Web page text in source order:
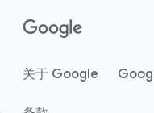
联络中心
Chrome Enterprise
如何购买
指南
()
关于 Google